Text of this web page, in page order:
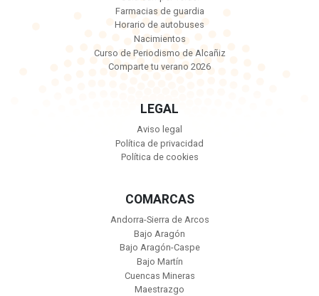
Farmacias de guardia
Horario de autobuses
Nacimientos
Curso de Periodismo de Alcañiz
Comparte tu verano 2026
LEGAL
Aviso legal
Política de privacidad
Política de cookies
COMARCAS
Andorra-Sierra de Arcos
Bajo Aragón
Bajo Aragón-Caspe
Bajo Martín
Cuencas Mineras
Maestrazgo